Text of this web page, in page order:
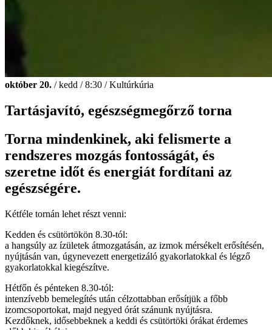
október 20. / kedd / 8:30 / Kultúrkúria
Tartásjavító, egészségmegőrző torna
Torna mindenkinek, aki felismerte a
rendszeres mozgás fontosságát, és
szeretne időt és energiát fordítani az
egészségére.
Kétféle tornán lehet részt venni:
Kedden és csütörtökön 8.30-tól:
a hangsúly az ízületek átmozgatásán, az izmok mérsékelt erősítésén,
nyújtásán van, úgynevezett energetizáló gyakorlatokkal és légző
gyakorlatokkal kiegészítve.
Hétfőn és pénteken 8.30-tól:
intenzívebb bemelegítés után célzottabban erősítjük a főbb
izomcsoportokat, majd negyed órát szánunk nyújtásra.
Kezdőknek, idősebbeknek a keddi és csütörtöki órákat érdemes